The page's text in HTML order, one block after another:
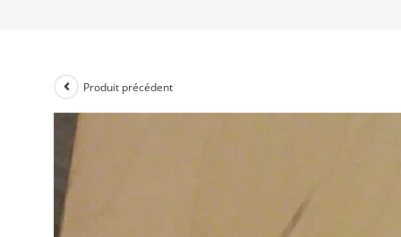
Produit précédent